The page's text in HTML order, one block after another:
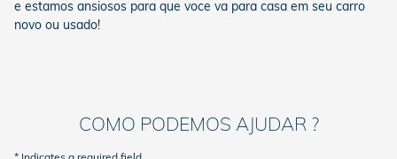
e estamos ansiosos para que voce va para casa em seu carro
novo ou usado!
COMO PODEMOS AJUDAR ?